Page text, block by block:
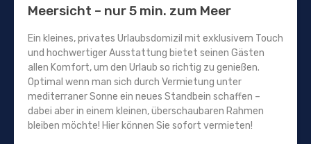
Meersicht – nur 5 min. zum Meer
Ein kleines, privates Urlaubsdomizil mit exklusivem Touch
und hochwertiger Ausstattung bietet seinen Gästen
allen Komfort, um den Urlaub so richtig zu genießen.
Optimal wenn man sich durch Vermietung unter
mediterraner Sonne ein neues Standbein schaffen –
dabei aber in einem kleinen, überschaubaren Rahmen
bleiben möchte! Hier können Sie sofort vermieten!